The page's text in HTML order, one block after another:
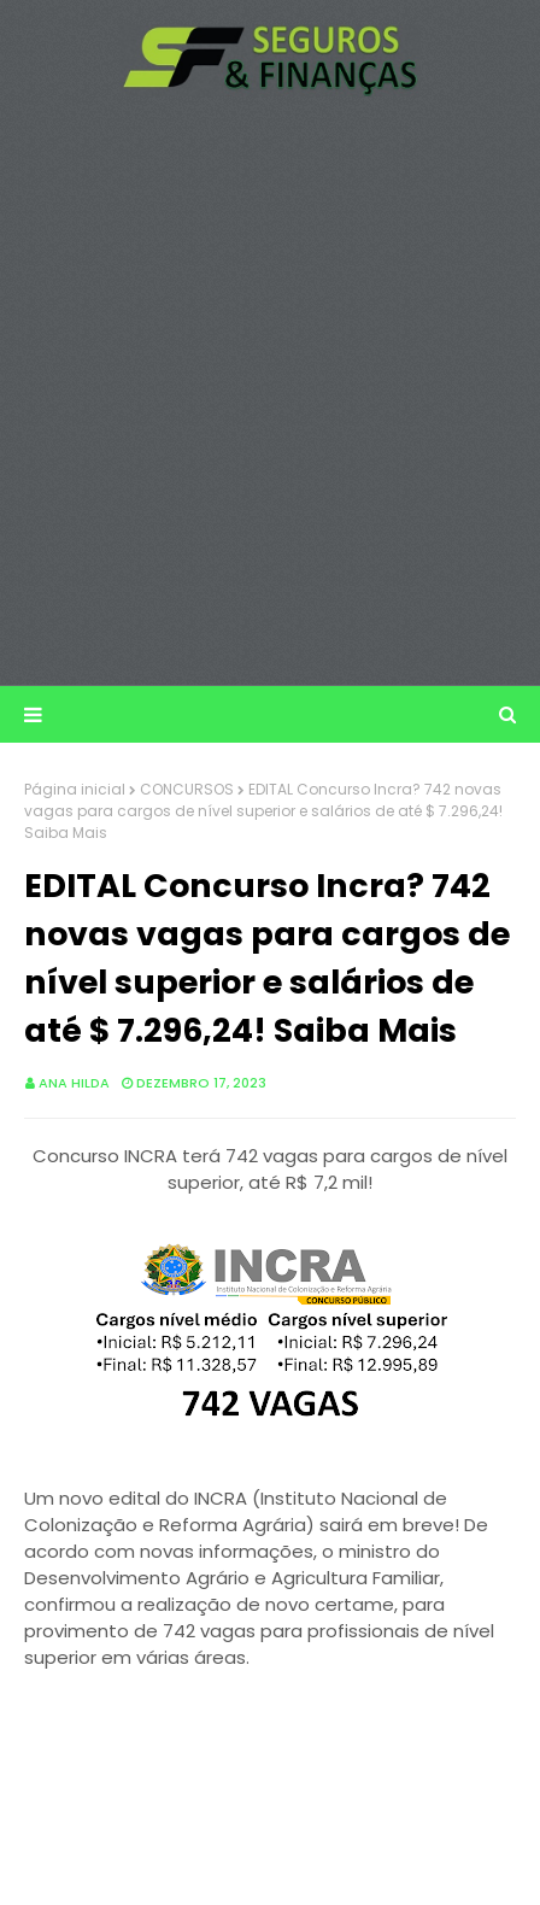
Página inicial CONCURSOS
EDITAL Concurso Incra? 742 novas
vagas para cargos de nível superior e salários de até $ 7.296,24!
Saiba Mais
EDITAL Concurso Incra? 742
novas vagas para cargos de
nível superior e salários de
até $ 7.296,24! Saiba Mais
ANA HILDA DEZEMBRO 17, 2023
Concurso INCRA terá 742 vagas para cargos de nível
superior, até R$ 7,2 mil!
Um novo edital do INCRA (Instituto Nacional de
Colonização e Reforma Agrária) sairá em breve! De
acordo com novas informações, o ministro do
Desenvolvimento Agrário e Agricultura Familiar,
confirmou a realização de novo certame, para
provimento de 742 vagas para profissionais de nível
superior em várias áreas.